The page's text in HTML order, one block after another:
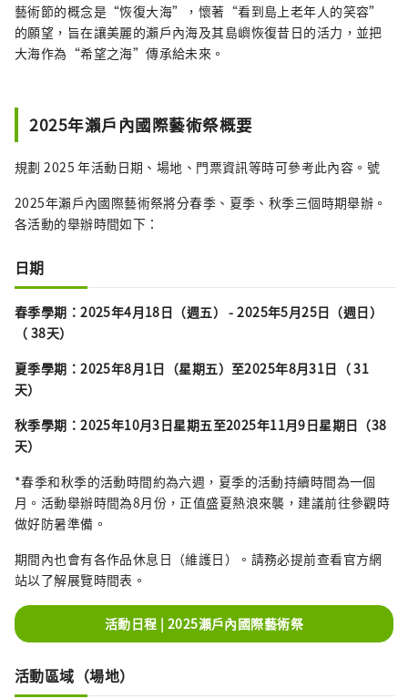
藝術節的概念是“恢復大海”，懷著“看到島上老年人的笑容”
的願望，旨在讓美麗的瀨戶內海及其島嶼恢復昔日的活力，並把
大海作為“希望之海”傳承給未來。
2025年瀨戶內國際藝術祭概要
規劃 2025 年活動日期、場地、門票資訊等時可參考此內容。號
2025年瀨戶內國際藝術祭將分春季、夏季、秋季三個時期舉辦。
各活動的舉辦時間如下：
日期
春季學期：2025年4月18日（週五） - 2025年5月25日（週日）
（ 38天）
夏季學期：2025年8月1日（星期五）至2025年8月31日（31
天）
秋季學期：2025年10月3日星期五至2025年11月9日星期日（38
天）
*春季和秋季的活動時間約為六週，夏季的活動持續時間為一個
月。活動舉辦時間為8月份，正值盛夏熱浪來襲，建議前往參觀時
做好防暑準備。
期間內也會有各作品休息日（維護日）。請務必提前查看官方網
站以了解展覽時間表。
活動日程 | 2025瀨戶內國際藝術祭
活動區域（場地）